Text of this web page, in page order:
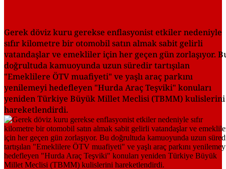
Gerek döviz kuru gerekse enflasyonist etkiler nedeniyle
sıfır kilometre bir otomobil satın almak sabit gelirli
vatandaşlar ve emekliler için her geçen gün zorlaşıyor.
doğrultuda kamuoyunda uzun süredir tartışılan
"Emeklilere ÖTV muafiyeti" ve yaşlı araç parkını
yenilemeyi hedefleyen "Hurda Araç Teşviki" konuları
yeniden Türkiye Büyük Millet Meclisi (TBMM) kulislerini
hareketlendirdi.